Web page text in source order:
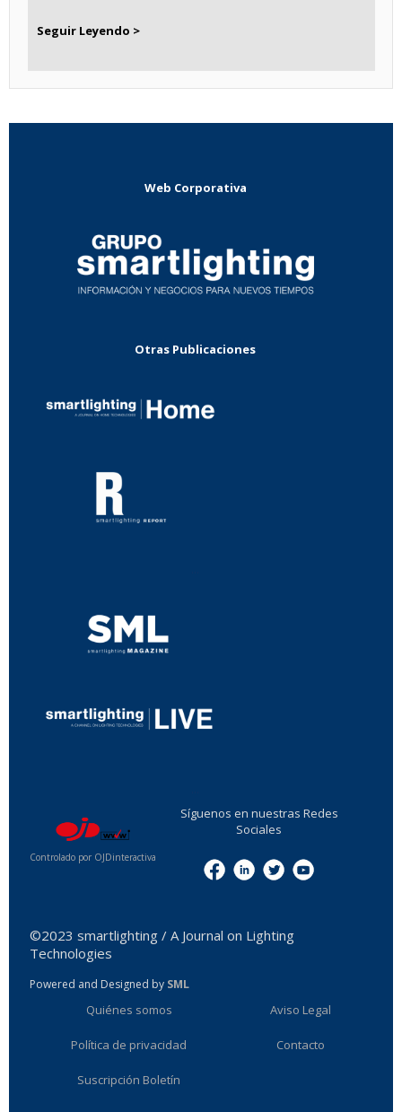
Seguir Leyendo >
Web Corporativa
Otras Publicaciones
Controlado por OJDinteractiva
Síguenos en nuestras Redes
Sociales
©2023 smartlighting / A Journal on Lighting
Technologies
Powered and Designed by SML
Quiénes somos Aviso Legal
Política de privacidad Contacto
Suscripción Boletín